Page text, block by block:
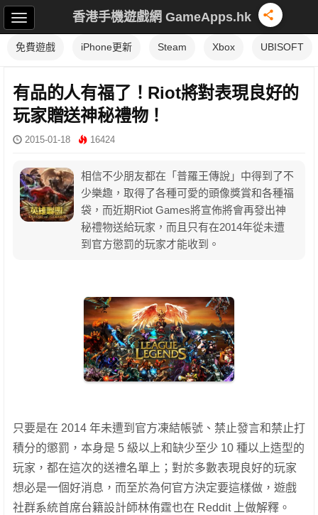
香港手機遊戲網 GameApps.hk
免費遊戲 iPhone更新 Steam Xbox UBISOFT
有品的人有福了！Riot將對表現良好的
玩家贈送神秘禮物！
2015-01-18 16424
相信不少朋友都在「普羅王傳說」中得到了不
少樂趣，取得了各種可愛的頭像獎賞和各種福
袋，而近期Riot Games將宣佈將會再發出神
秘禮物送給玩家，而且只有在2014年從未遭
到官方懲罰的玩家才能收到。
只要是在 2014 年未遭到官方凍結帳號、禁止發言和禁止打
積分的懲罰，本身是 5 級以上和缺少至少 10 種以上造型的
玩家，都在這次的送禮名單上；對於多數表現良好的玩家
想必是一個好消息，而至於為何官方決定要這樣做，遊戲
社群系統首席台籍設計師林侑霆也在 Reddit 上做解釋。